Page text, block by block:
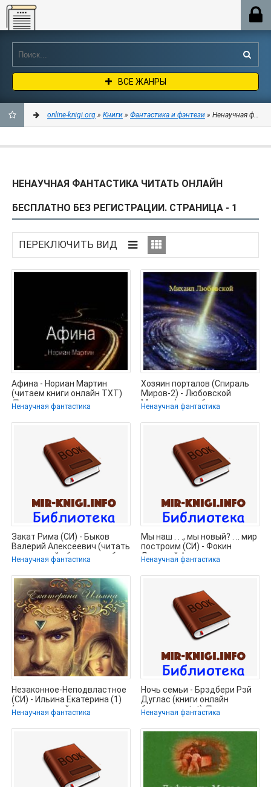
Online-knigi.org
ВСЕ ЖАНРЫ
ЗАКЛАДКИ
online-knigi.org » Книги » Фантастика и фэнтези » Ненаучная фантастика
НЕНАУЧНАЯ ФАНТАСТИКА ЧИТАТЬ ОНЛАЙН
БЕСПЛАТНО БЕЗ РЕГИСТРАЦИИ. СТРАНИЦА - 1
Афина - Нориан Мартин
(читаем книги онлайн TXT)
📗
Ненаучная фантастика
Хозяин порталов (Спираль
Миров-2) - Любовской
Михаил (книги без
сокращений TXT)
Ненаучная фантастика
Закат Рима (СИ) - Быков
Валерий Алексеевич (читать
книгу онлайн бесплатно без
Ненаучная фантастика
Мы наш . . ., мы новый? . .. мир
построим (СИ) - Фокин
Дмитрий Аналольевич
Ненаучная фантастика
Незаконное-Неподвластное
(СИ) - Ильина Екатерина (1)
(читать онлайн полную
Ненаучная фантастика
Ночь семьи - Брэдбери Рэй
Дуглас (книги онлайн
бесплатно .txt) 📗
Ненаучная фантастика